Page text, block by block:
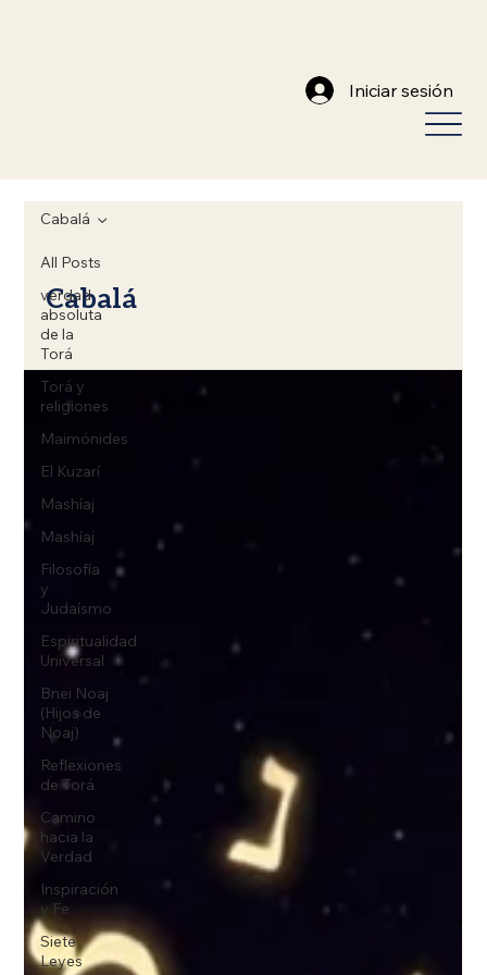
Iniciar sesión
All Posts
verdad
absoluta
de la
Torá
Torá y
religiones
Maimónides
El Kuzarí
Mashíaj
Mashíaj
Filosofía
y
Judaísmo
Espiritualidad
Universal
Bnei Noaj
(Hijos de
Noaj)
Reflexiones
de Torá
Camino
hacia la
Verdad
Inspiración
y Fe
Siete
Leyes
Cabalá
Cabalá